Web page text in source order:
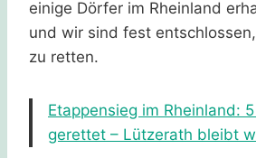
einige Dörfer im Rheinland
und wir sind fest
zu retten.
Etappensieg im Rheinland:
gerettet – Lützerath bleibt